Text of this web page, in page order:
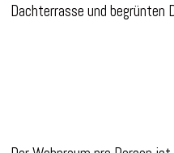
Dachterrasse und begrünten